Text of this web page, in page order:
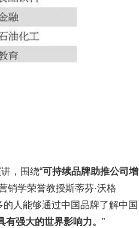
，围绕“可持续品牌助推公司增
销学荣誉教授斯蒂芬·沃格
人能够通过中国品牌了解中国
强大的世界影响力。 ”